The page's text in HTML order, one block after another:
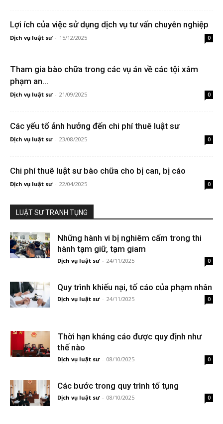
Lợi ích của việc sử dụng dịch vụ tư vấn chuyên nghiệp
Dịch vụ luật sư - 15/12/2025 0
Tham gia bào chữa trong các vụ án về các tội xâm
phạm an...
Dịch vụ luật sư - 21/09/2025 0
Các yếu tố ảnh hưởng đến chi phí thuê luật sư
Dịch vụ luật sư - 23/08/2025 0
Chi phí thuê luật sư bào chữa cho bị can, bị cáo
Dịch vụ luật sư - 22/04/2025 0
LUẬT SƯ TRANH TỤNG
Những hành vi bị nghiêm cấm trong thi
hành tạm giữ, tạm giam
Dịch vụ luật sư - 24/11/2025 0
Quy trình khiếu nại, tố cáo của phạm nhân
Dịch vụ luật sư - 24/11/2025 0
Thời hạn kháng cáo được quy định như
thế nào
Dịch vụ luật sư - 08/10/2025 0
Các bước trong quy trình tố tụng
Dịch vụ luật sư - 08/10/2025 0